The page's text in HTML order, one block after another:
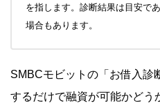
を指します。診断結果は目安で
場合もあります。
SMBCモビットの「お借入診
するだけで融資が可能かどう